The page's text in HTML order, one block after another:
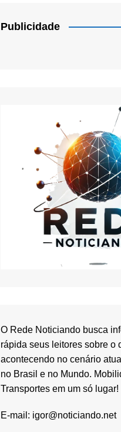
Publicidade
O Rede Noticiando busca
rápida seus leitores sobre o
acontecendo no cenário
no Brasil e no Mundo.
Transportes em um só lugar!
E-mail: igor@noticiando.net